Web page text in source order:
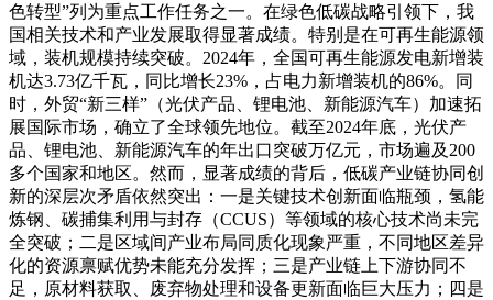
色转型”列为重点工作任务之一。在绿色低碳战略引领下，我
国相关技术和产业发展取得显著成绩。特别是在可再生能源领
域，装机规模持续突破。2024年，全国可再生能源发电新增装
机达3.73亿千瓦，同比增长23%，占电力新增装机的86%。同
时，外贸“新三样”（光伏产品、锂电池、新能源汽车）加速拓
展国际市场，确立了全球领先地位。截至2024年底，光伏产
品、锂电池、新能源汽车的年出口突破万亿元，市场遍及200
多个国家和地区。然而，显著成绩的背后，低碳产业链协同创
新的深层次矛盾依然突出：一是关键技术创新面临瓶颈，氢能
炼钢、碳捕集利用与封存（CCUS）等领域的核心技术尚未完
全突破；二是区域间产业布局同质化现象严重，不同地区差异
化的资源禀赋优势未能充分发挥；三是产业链上下游协同不
足，原材料获取、废弃物处理和设备更新面临巨大压力；四是